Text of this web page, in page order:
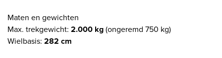
Maten en gewichten
Max. trekgewicht: 2.000 kg(ongeremd 750 kg)
Wielbasis: 282 cm